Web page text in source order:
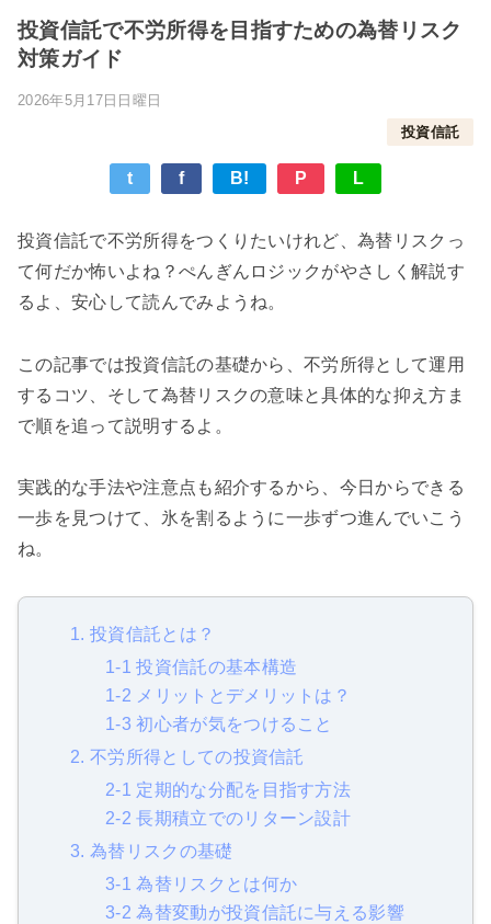
投資信託で不労所得を目指すための為替リスク
対策ガイド
2026年5月17日日曜日
投資信託
t f B! P L
投資信託で不労所得をつくりたいけれど、為替リスクっ
て何だか怖いよね？ぺんぎんロジックがやさしく解説す
るよ、安心して読んでみようね。
この記事では投資信託の基礎から、不労所得として運用
するコツ、そして為替リスクの意味と具体的な抑え方ま
で順を追って説明するよ。
実践的な手法や注意点も紹介するから、今日からできる
一歩を見つけて、氷を割るように一歩ずつ進んでいこう
ね。
1. 投資信託とは？
1-1 投資信託の基本構造
1-2 メリットとデメリットは？
1-3 初心者が気をつけること
2. 不労所得としての投資信託
2-1 定期的な分配を目指す方法
2-2 長期積立でのリターン設計
3. 為替リスクの基礎
3-1 為替リスクとは何か
3-2 為替変動が投資信託に与える影響